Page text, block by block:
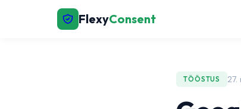
FlexyConsent
TÖÖSTUS